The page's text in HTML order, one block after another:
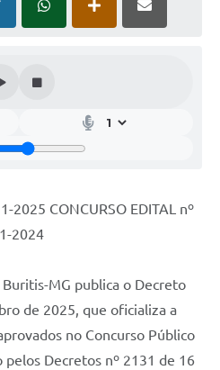
2025 CONCURSO EDITAL nº
2024
MG publica o Decreto
de 2025, que oficializa a
no Concurso Público
Decretos nº 2131 de 16